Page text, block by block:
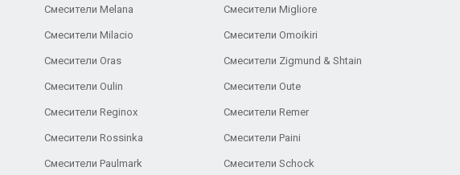
Смесители Melana Смесители Migliore
Смесители Milacio Смесители Omoikiri
Смесители Oras Смесители Zigmund & Shtain
Смесители Oulin Смесители Oute
Смесители Reginox Смесители Remer
Смесители Rossinka Смесители Paini
Смесители Paulmark Смесители Schock